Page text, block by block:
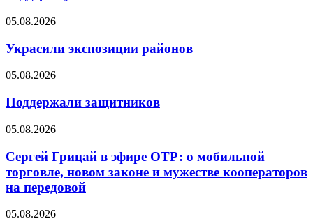
05.08.2026
Украсили экспозиции районов
05.08.2026
Поддержали защитников
05.08.2026
Сергей Грицай в эфире ОТР: о мобильной
торговле, новом законе и мужестве кооператоров
на передовой
05.08.2026